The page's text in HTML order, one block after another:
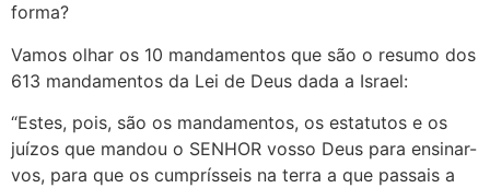
forma?
Vamos olhar os 10 mandamentos que são o resumo dos
613 mandamentos da Lei de Deus dada a Israel:
“Estes, pois, são os mandamentos, os estatutos e os
juízos que mandou o SENHOR vosso Deus para ensinar-
vos, para que os cumprísseis na terra a que passais a